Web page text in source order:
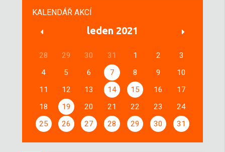
KALENDÁŘ AKCÍ
leden 2021
28 29 30 31 1 2
3
4
5 6 7 8 9
10
11
12 13 14 15 16
17
18
19 20 21 22 23
24
25
26 27 28 29 30 31